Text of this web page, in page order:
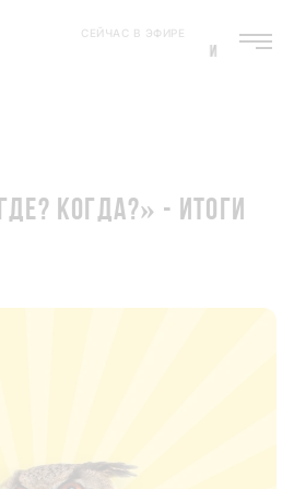
СЕЙЧАС В ЭФИРЕ
ИЛЬЯ ГЛЕБОВ
КОГДА?» - ИТОГИ